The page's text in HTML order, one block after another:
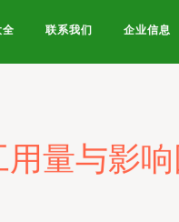
全 联系我们 企业信息
量与影